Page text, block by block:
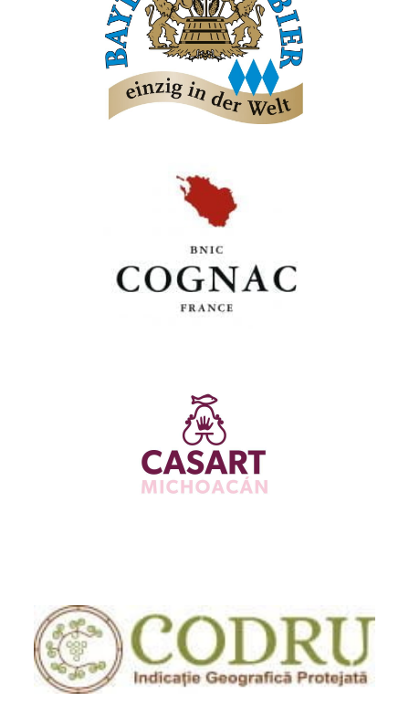
Bayerischer Brauerbund e.V.
Bureau National Interprofessionnel du
Casa de las Artesanías de Michoacán de
Codru